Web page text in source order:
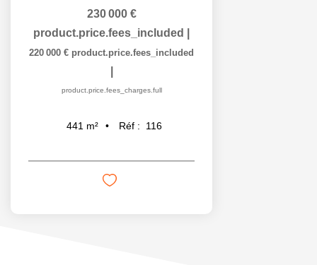
230 000 €
product.price.fees_included
220 000 € product.price.fees_included
product.price.fees_charges.full
441 m² Réf : 116